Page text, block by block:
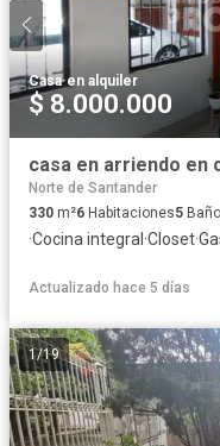
Casa·en alquiler
$ 8.000.000
casa en arriendo en
Norte de Santander
330 m²6 Habitaciones5
·Cocina integral ·Closet·
Actualizado hace 5 días
1/19